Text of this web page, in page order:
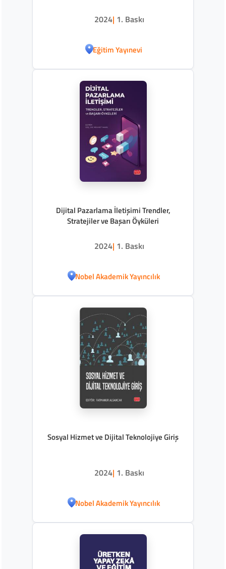
2024| 1. Baskı
Eğitim Yayınevi
Dijital Pazarlama İletişimi Trendler,
Stratejiler ve Başarı Öyküleri
2024| 1. Baskı
Nobel Akademik Yayıncılık
Sosyal Hizmet ve Dijital Teknolojiye Giriş
2024| 1. Baskı
Nobel Akademik Yayıncılık